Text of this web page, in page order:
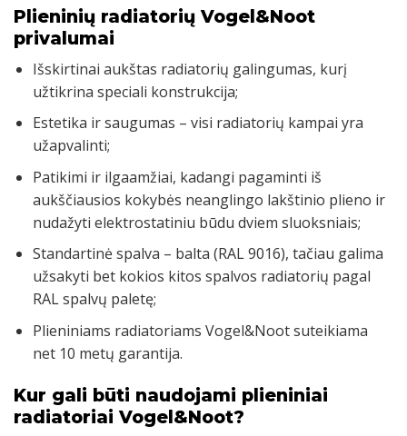
Plieninių radiatorių Vogel&Noot
privalumai
Išskirtinai aukštas radiatorių galingumas, kurį
užtikrina speciali konstrukcija;
Estetika ir saugumas – visi radiatorių kampai yra
užapvalinti;
Patikimi ir ilgaamžiai, kadangi pagaminti iš
aukščiausios kokybės neanglingo lakštinio plieno ir
nudažyti elektrostatiniu būdu dviem sluoksniais;
Standartinė spalva – balta (RAL 9016), tačiau galima
užsakyti bet kokios kitos spalvos radiatorių pagal
RAL spalvų paletę;
Plieniniams radiatoriams Vogel&Noot suteikiama
net 10 metų garantija.
Kur gali būti naudojami plieniniai
radiatoriai Vogel&Noot?